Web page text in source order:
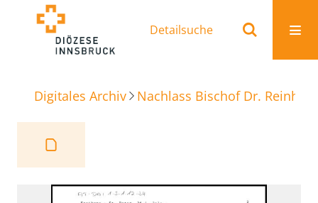
Detailsuche
Digitales Archiv Nachlass Bischof Dr.